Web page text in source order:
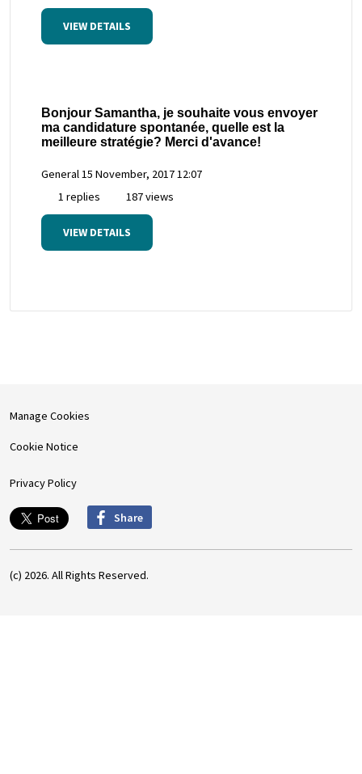
VIEW DETAILS
Bonjour Samantha, je souhaite vous envoyer
ma candidature spontanée, quelle est la
meilleure stratégie? Merci d'avance!
General15 November, 2017 12:07
1 replies
187 views
VIEW DETAILS
Manage Cookies
Cookie Notice
Privacy Policy
Share
(c) 2026. All Rights Reserved.